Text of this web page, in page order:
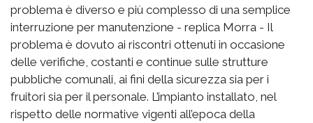
problema è diverso e più complesso di una semplice
interruzione per manutenzione - replica Morra - Il
problema è dovuto ai riscontri ottenuti in occasione
delle verifiche, costanti e continue sulle strutture
pubbliche comunali, ai fini della sicurezza sia per i
fruitori sia per il personale. L’impianto installato, nel
rispetto delle normative vigenti all’epoca della